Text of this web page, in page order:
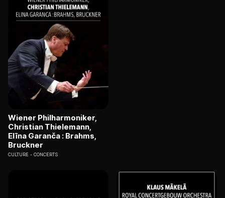
Wiener Philharmoniker,
Christian Thielemann,
Elīna Garanča : Brahms,
Bruckner
CULTURE CONCERTS